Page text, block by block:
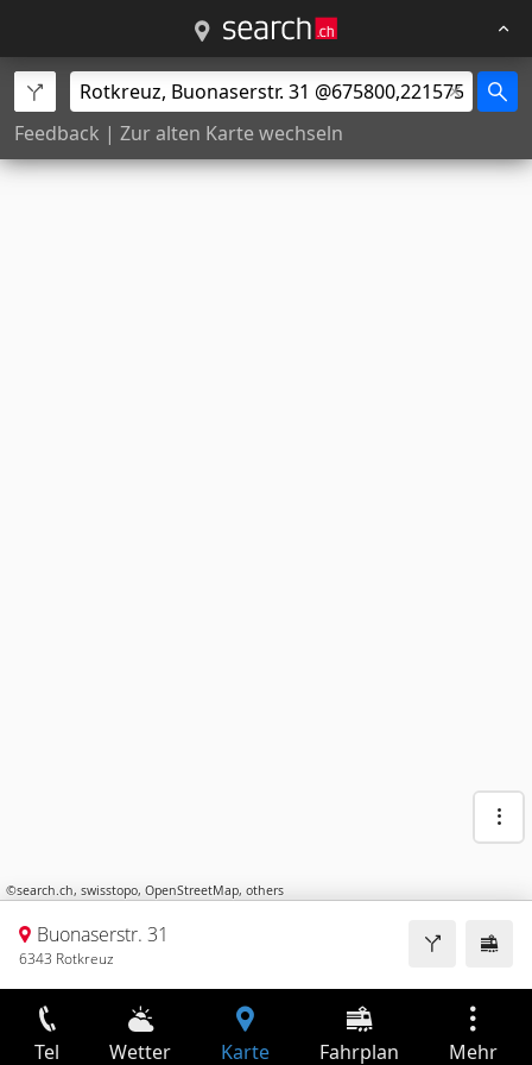
Feedback | Zur alten Karte wechseln
©search.ch, swisstopo, OpenStreetMap, others
Buonaserstr. 31
6343 Rotkreuz
Tel Wetter Karte Fahrplan Mehr